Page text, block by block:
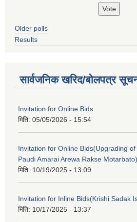
Older polls
Results
सार्वजनिक खरिद/बोलपत्र
Invitation for Online Bids
मिति: 05/05/2026 - 15:54
Invitation for Online Bids(Upgrading
Paudi Amarai Arewa Rakse Motarbato)
मिति: 10/19/2025 - 13:09
Invitation for Inline Bids(Krishi Sadak
मिति: 10/17/2025 - 13:37